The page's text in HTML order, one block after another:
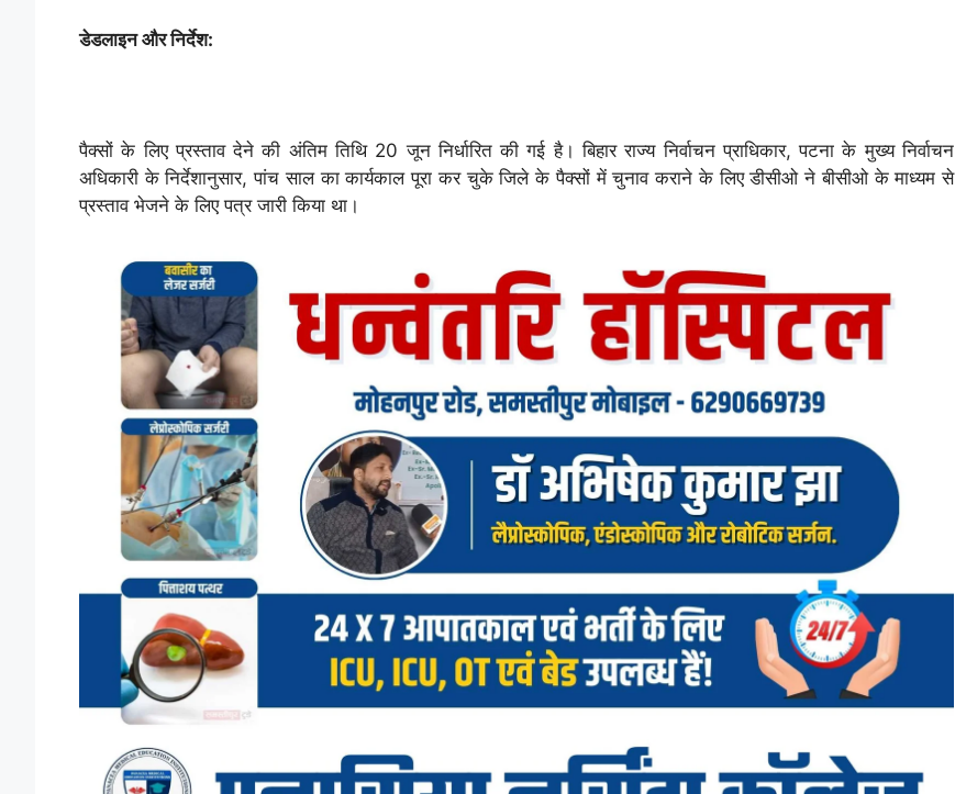
डेडलाइन और निर्देश:
पैक्सों के लिए प्रस्ताव देने की अंतिम तिथि 20 जून निर्धारित की गई है। बिहार राज्य निर्वाचन प्राधिकार, पटना के मुख्य निर्वाचन
अधिकारी के निर्देशानुसार, पांच साल का कार्यकाल पूरा कर चुके जिले के पैक्सों में चुनाव कराने के लिए डीसीओ ने बीसीओ के माध्यम से
प्रस्ताव भेजने के लिए पत्र जारी किया था।